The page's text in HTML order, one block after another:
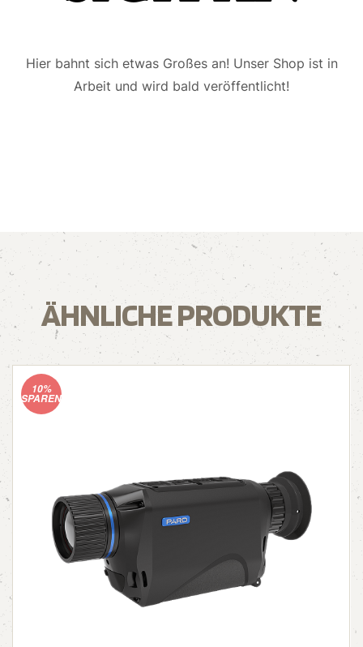
Hier bahnt sich etwas Großes an! Unser Shop ist in
Arbeit und wird bald veröffentlicht!
ÄHNLICHE PRODUKTE
10%
SPAREN